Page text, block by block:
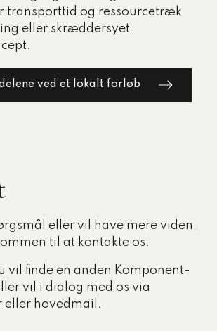
transporttid og ressourcetræk
eller skræddersyet
ved et lokalt forløb
eller vil have mere viden,
til at kontakte os.
vil finde en anden Komponent-
vil i dialog med os via
eller hovedmail.